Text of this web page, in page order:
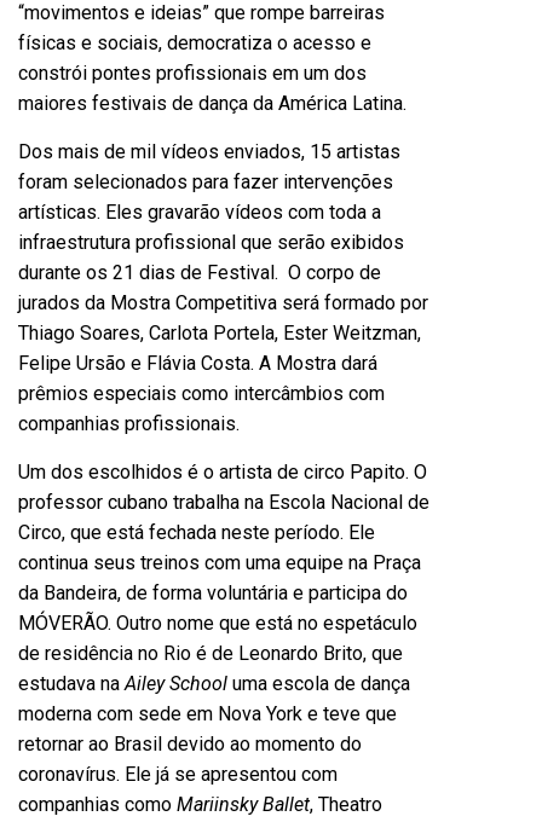
“movimentos e ideias” que rompe barreiras
físicas e sociais, democratiza o acesso e
constrói pontes profissionais em um dos
maiores festivais de dança da América Latina.
Dos mais de mil vídeos enviados, 15 artistas
foram selecionados para fazer intervenções
artísticas. Eles gravarão vídeos com toda a
infraestrutura profissional que serão exibidos
durante os 21 dias de Festival. O corpo de
jurados da Mostra Competitiva será formado por
Thiago Soares, Carlota Portela, Ester Weitzman,
Felipe Ursão e Flávia Costa. A Mostra dará
prêmios especiais como intercâmbios com
companhias profissionais.
Um dos escolhidos é o artista de circo Papito. O
professor cubano trabalha na Escola Nacional de
Circo, que está fechada neste período. Ele
continua seus treinos com uma equipe na Praça
da Bandeira, de forma voluntária e participa do
MÓVERÃO. Outro nome que está no espetáculo
de residência no Rio é de Leonardo Brito, que
estudava naAiley School uma escola de dança
moderna com sede em Nova York e teve que
retornar ao Brasil devido ao momento do
coronavírus. Ele já se apresentou com
companhias como Mariinsky Ballet, Theatro